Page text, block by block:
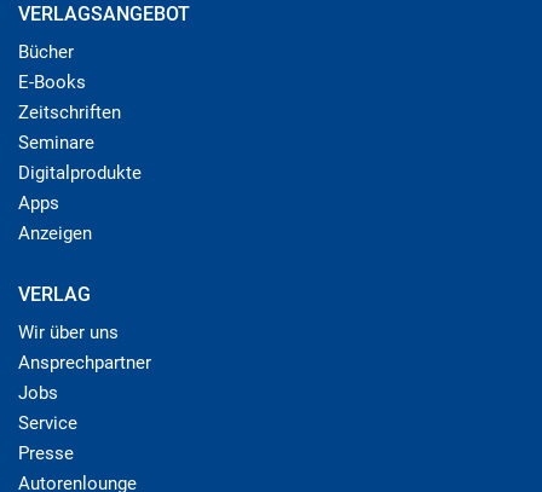
VERLAGSANGEBOT
Bücher
E-Books
Zeitschriften
Seminare
Digitalprodukte
Apps
Anzeigen
VERLAG
Wir über uns
Ansprechpartner
Jobs
Service
Presse
Autorenlounge